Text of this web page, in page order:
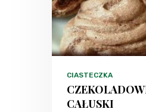
CIASTECZKA
CAŁUSKI